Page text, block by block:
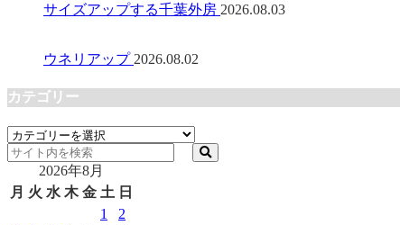
サイズアップする千葉外房 2026.08.03
ウネリアップ 2026.08.02
カテゴリー
カ
テ
リ
2026年8月
月 火 水 木 金 土 日
1
2